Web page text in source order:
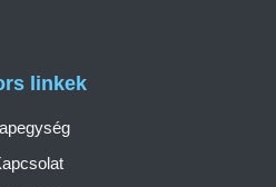
linkek